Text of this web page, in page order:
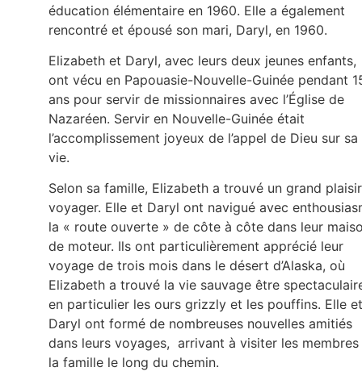
éducation élémentaire en 1960. Elle a également
rencontré et épousé son mari, Daryl, en 1960.
Elizabeth et Daryl, avec leurs deux jeunes enfants,
ont vécu en Papouasie-Nouvelle-Guinée pendant
ans pour servir de missionnaires avec l’Église de
Nazaréen. Servir en Nouvelle-Guinée était
l’accomplissement joyeux de l’appel de Dieu sur sa
vie.
Selon sa famille, Elizabeth a trouvé un grand
voyager. Elle et Daryl ont navigué avec
la « route ouverte » de côte à côte dans leur
de moteur. Ils ont particulièrement apprécié leur
voyage de trois mois dans le désert d’Alaska, où
Elizabeth a trouvé la vie sauvage être
en particulier les ours grizzly et les pouffins. Elle et
Daryl ont formé de nombreuses nouvelles amitiés
dans leurs voyages, arrivant à visiter les membres
la famille le long du chemin.